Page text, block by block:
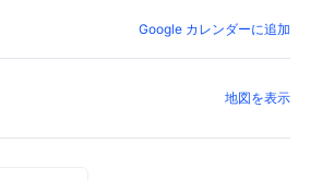
Google カレンダーに追加
地図を表示